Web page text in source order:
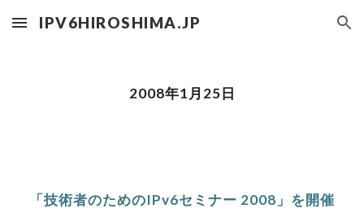
Skip to main content Skip to navigation
IPV6HIROSHIMA.JP
2008年1月25日
「技術者のためのIPv6セミナー 2008」を開催